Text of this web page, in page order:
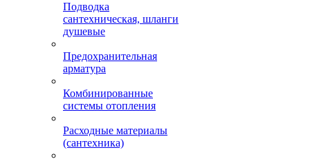
Подводка
сантехническая, шланги
душевые
Предохранительная
арматура
Комбинированные
системы отопления
Расходные материалы
(сантехника)